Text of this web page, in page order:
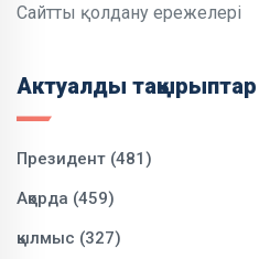
Сайтты қолдану ережелері
Актуалды тақырыптар
Президент (481)
Ақорда (459)
қылмыс (327)